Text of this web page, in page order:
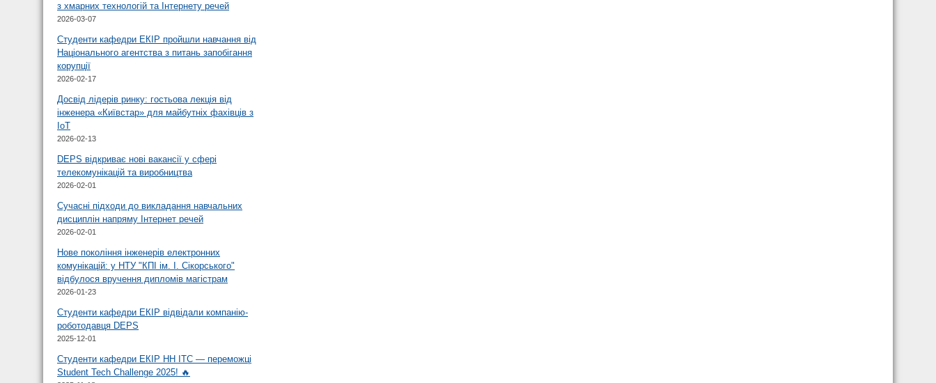
з хмарних технологій та Інтернету речей
2026-03-07
Студенти кафедри ЕКІР пройшли навчання від
Національного агентства з питань запобігання
корупції
2026-02-17
Досвід лідерів ринку: гостьова лекція від
інженера «Київстар» для майбутніх фахівців з
IoT
2026-02-13
DEPS відкриває нові вакансії у сфері
телекомунікацій та виробництва
2026-02-01
Сучасні підходи до викладання навчальних
дисциплін напряму Інтернет речей
2026-02-01
Нове покоління інженерів електронних
комунікацій: у НТУ "КПІ ім. І. Сікорського"
відбулося вручення дипломів магістрам
2026-01-23
Студенти кафедри ЕКІР відвідали компанію-
роботодавця DEPS
2025-12-01
Студенти кафедри ЕКІР НН ІТС — переможці
Student Tech Challenge 2025! 🔥